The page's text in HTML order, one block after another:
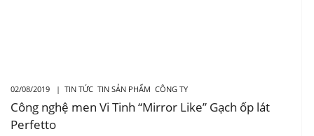
02/08/2019 | TIN TỨC TIN SẢN PHẨM CÔNG TY
Công nghệ men Vi Tinh “Mirror Like” Gạch ốp lát
Perfetto